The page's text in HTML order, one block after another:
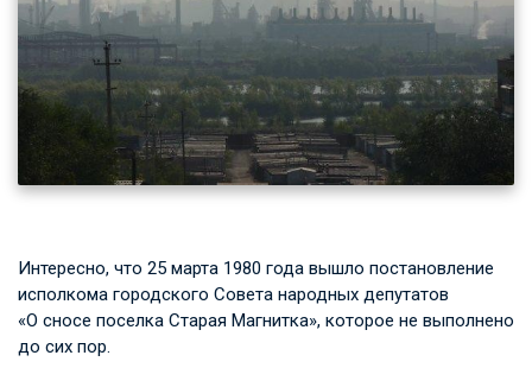
Интересно, что 25 марта 1980 года вышло постановление
исполкома городского Совета народных депутатов
«О сносе поселка Cтарая Магнитка», которое не выполнено
до сих пор.